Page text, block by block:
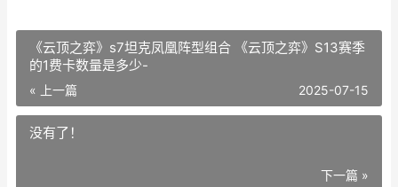
《云顶之弈》s7坦克凤凰阵型组合 《云顶之弈》S13赛季
的1费卡数量是多少-
« 上一篇 2025-07-15
没有了！
下一篇 »